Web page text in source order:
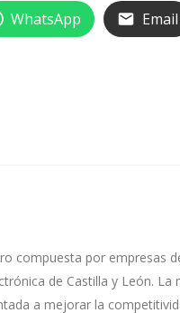
WhatsApp Email
compuesta por empresas
de Castilla y León. La
a mejorar la